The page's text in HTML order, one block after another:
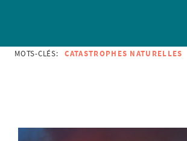
MOTS-CLÉS: CATASTROPHES NATURELLES